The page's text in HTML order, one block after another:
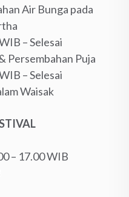
Air Bunga pada
– Selesai
Persembahan Puja
– Selesai
Waisak
– 17.00 WIB